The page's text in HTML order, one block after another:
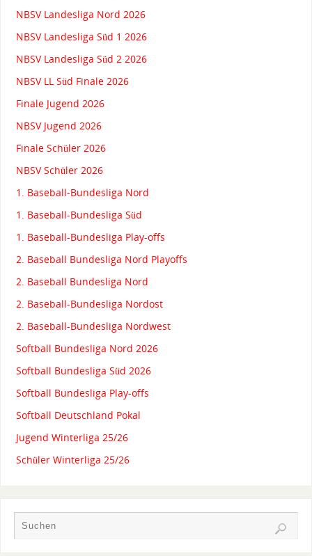
NBSV Landesliga Nord 2026
NBSV Landesliga Süd 1 2026
NBSV Landesliga Süd 2 2026
NBSV LL Süd Finale 2026
Finale Jugend 2026
NBSV Jugend 2026
Finale Schüler 2026
NBSV Schüler 2026
1. Baseball-Bundesliga Nord
1. Baseball-Bundesliga Süd
1. Baseball-Bundesliga Play-offs
2. Baseball Bundesliga Nord Playoffs
2. Baseball Bundesliga Nord
2. Baseball-Bundesliga Nordost
2. Baseball-Bundesliga Nordwest
Softball Bundesliga Nord 2026
Softball Bundesliga Süd 2026
Softball Bundesliga Play-offs
Softball Deutschland Pokal
Jugend Winterliga 25/26
Schüler Winterliga 25/26